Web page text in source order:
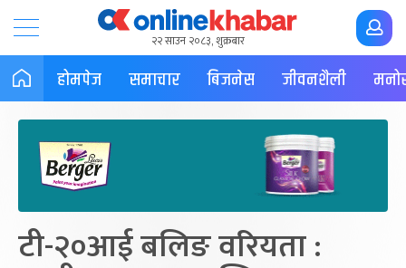
२२ साउन २०८३, शुक्रबार
होमपेज समाचार बिजनेस जीवनशैली
टी-२०आई बलिङ वरियता :